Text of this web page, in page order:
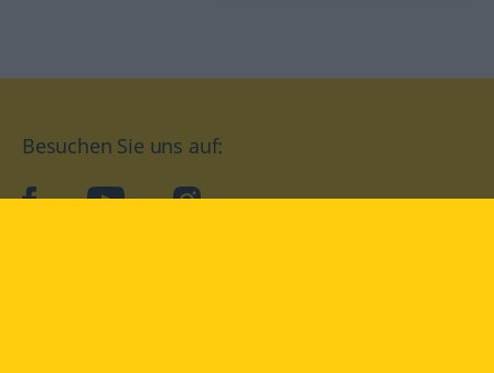
Besuchen Sie uns auf:
facebookYouTube Instagram